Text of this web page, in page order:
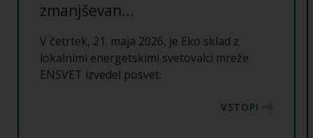
zmanjševan...
V četrtek, 21. maja 2026, je Eko sklad z
lokalnimi energetskimi svetovalci mreže
ENSVET izvedel posvet.